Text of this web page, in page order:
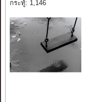
กระทู้: 1,146